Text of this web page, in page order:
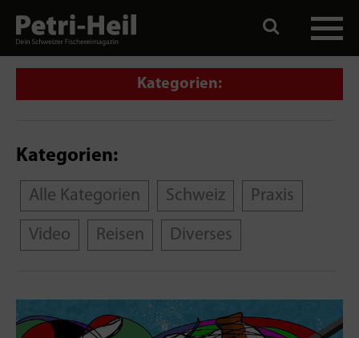
Kategorien:
Kategorien:
Alle Kategorien Schweiz Praxis
Video Reisen Diverses